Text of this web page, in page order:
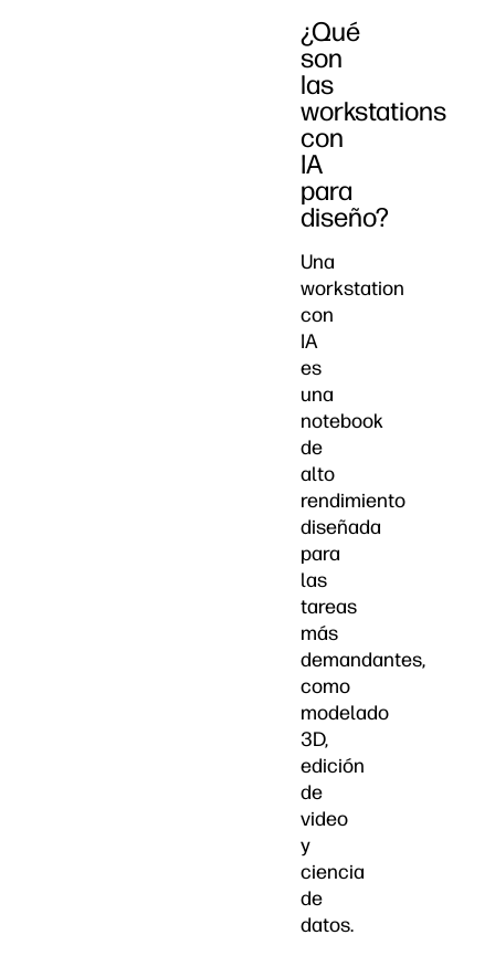
¿Qué
son
las
workstations
con
IA
para
diseño?
Una
workstation
con
IA
es
una
notebook
de
alto
rendimiento
diseñada
para
las
tareas
más
demandantes,
como
modelado
3D,
edición
de
video
y
ciencia
de
datos.